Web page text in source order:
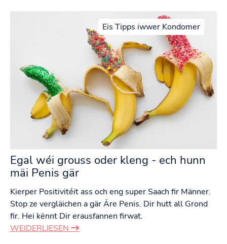
Eis Tipps iwwer Kondomer
Egal wéi grouss oder kleng - ech hunn
mäi Penis gär
Kierper Positivitéit ass och eng super Saach fir Männer.
Stop ze vergläichen a gär Äre Penis. Dir hutt all Grond
fir. Hei kënnt Dir erausfannen firwat.
WEIDERLIESEN